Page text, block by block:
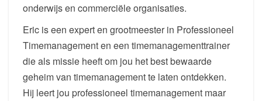
onderwijs en commerciële organisaties.
Eric is een expert en grootmeester in Professioneel
Timemanagement en een timemanagementtrainer
die als missie heeft om jou het best bewaarde
geheim van timemanagement te laten ontdekken.
Hij leert jou professioneel timemanagement maar